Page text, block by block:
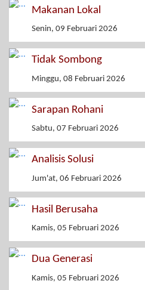
Makanan Lokal
Senin, 09 Februari 2026
Tidak Sombong
Minggu, 08 Februari 2026
Sarapan Rohani
Sabtu, 07 Februari 2026
Analisis Solusi
Jum'at, 06 Februari 2026
Hasil Berusaha
Kamis, 05 Februari 2026
Dua Generasi
Kamis, 05 Februari 2026